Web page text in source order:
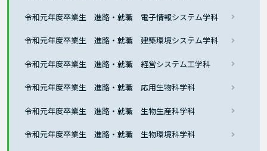
令和元年度卒業生 進路・就職 電子情報システム学科
令和元年度卒業生 進路・就職 建築環境システム学科
令和元年度卒業生 進路・就職 経営システム工学科
令和元年度卒業生 進路・就職 応用生物科学科
令和元年度卒業生 進路・就職 生物生産科学科
令和元年度卒業生 進路・就職 生物環境科学科